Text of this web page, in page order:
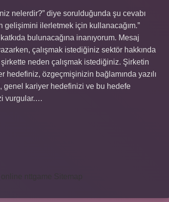
nelerdir?” diye sorulduğunda şu cevabı
ilerletmek için kullanacağım.”
bulunacağına inanıyorum. Mesaj
çalışmak istediğiniz sektör hakkında
neden çalışmak istediğiniz. Şirketin
özgeçmişinizin bağlamında yazılı
genel kariyer hedefinizi ve bu hedefe
vurgular.…